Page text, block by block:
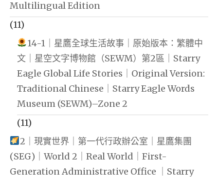
Multilingual Edition
(11)
14-1｜星鷹全球生活故事｜原始版本：繁體中
文｜星空文字博物館（SEWM）第2區｜Starry
Eagle Global Life Stories｜Original Version:
Traditional Chinese｜Starry Eagle Words
Museum (SEWM)–Zone 2
(11)
2｜現實世界｜第一代行政辦公室｜星鷹集團
(SEG)｜World 2｜Real World｜First-
Generation Administrative Office ｜Starry